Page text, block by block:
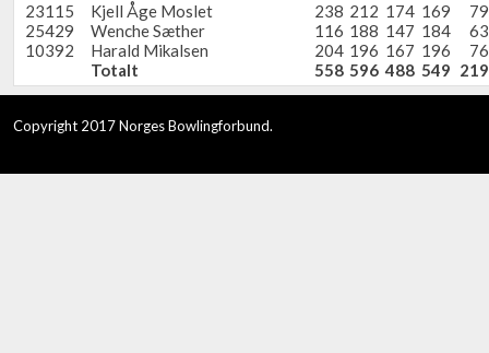
23115 Kjell Åge Moslet 238 212 174 169
25429
Wenche Sæther 116 188 147 184
10392
Harald Mikalsen 204 196 167 196
Totalt
558 596 488 549
Copyright 2017 Norges Bowlingforbund.